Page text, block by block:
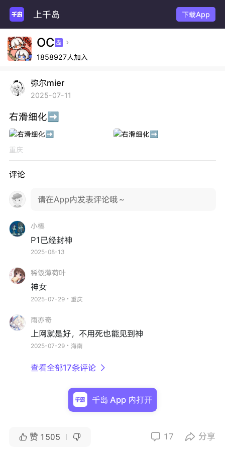
上千岛 下载App
OC 岛 
1858927人加入
弥尔mier
2025-07-11
右滑细化➡️
重庆
评论
请在App内发表评论哦～
小椿
P1已经封神
2025-08-13
稀饭薄荷叶
神女
2025-07-29・重庆
雨亦奇
上网就是好，不用死也能见到神
2025-07-29・海南
查看全部17条评论 
 赞 1505   17  分享
千岛 App 内打开